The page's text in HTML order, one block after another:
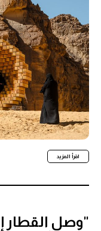
اقرأ المزيد
"وصل القطار